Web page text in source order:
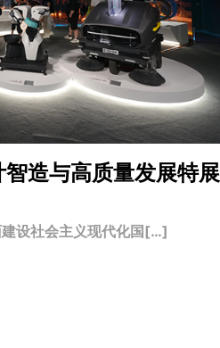
智造与高质量发展特展
设社会主义现代化国[…]